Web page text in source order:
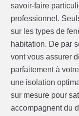
savoir-faire
professionnel.
sur les types de
habitation. De par
vont vous assurer
parfaitement à
une isolation
sur mesure pour
accompagnent du